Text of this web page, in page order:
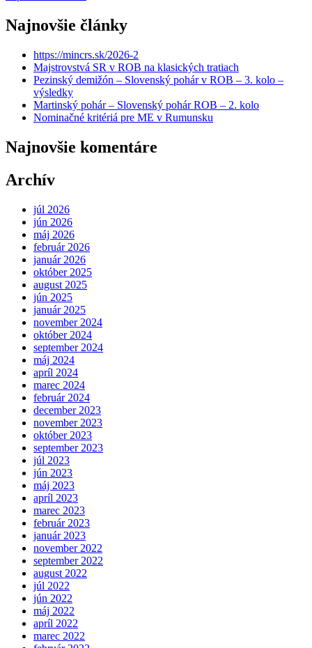
Najnovšie články
https://mincrs.sk/2026-2
Majstrovstvá SR v ROB na klasických tratiach
Pezinský demižón – Slovenský pohár v ROB – 3. kolo –
výsledky
Martinský pohár – Slovenský pohár ROB – 2. kolo
Nominačné kritériá pre ME v Rumunsku
Najnovšie komentáre
Archív
júl 2026
jún 2026
máj 2026
február 2026
január 2026
október 2025
august 2025
jún 2025
január 2025
november 2024
október 2024
september 2024
máj 2024
apríl 2024
marec 2024
február 2024
december 2023
november 2023
október 2023
september 2023
júl 2023
jún 2023
máj 2023
apríl 2023
marec 2023
február 2023
január 2023
november 2022
september 2022
august 2022
júl 2022
jún 2022
máj 2022
apríl 2022
marec 2022